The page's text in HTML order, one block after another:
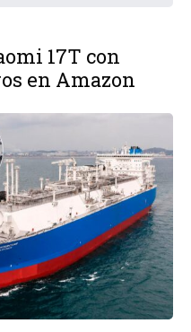
17T con
en Amazon